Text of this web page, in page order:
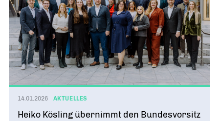
14.01.2026 AKTUELLES
Heiko Kösling übernimmt den Bundesvorsitz